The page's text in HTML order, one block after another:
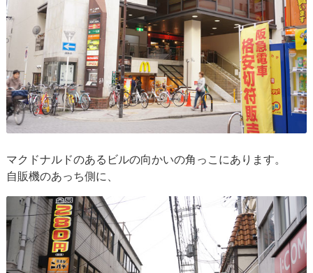
マクドナルドのあるビルの向かいの角っこにあります。
自販機のあっち側に、